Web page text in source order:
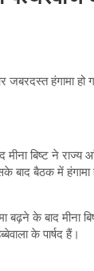
जबरदस्त हंगामा हो
मीना बिष्ट ने
बाद बैठक में हंगामा
के बाद मीना
के पार्षद हैं।